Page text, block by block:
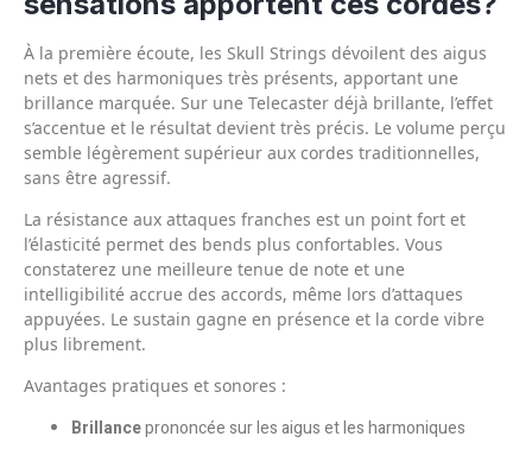
À la première écoute, les Skull Strings dévoilent des aigus
nets et des harmoniques très présents, apportant une
brillance marquée. Sur une Telecaster déjà brillante, l’effet
s’accentue et le résultat devient très précis. Le volume perçu
semble légèrement supérieur aux cordes traditionnelles,
sans être agressif.
La résistance aux attaques franches est un point fort et
l’élasticité permet des bends plus confortables. Vous
constaterez une meilleure tenue de note et une
intelligibilité accrue des accords, même lors d’attaques
appuyées. Le sustain gagne en présence et la corde vibre
plus librement.
Avantages pratiques et sonores :
Brillanceprononcée sur les aigus et les harmoniques